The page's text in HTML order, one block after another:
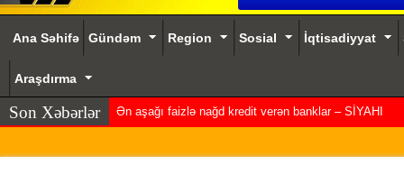
Ana Səhifə Gündəm Region Sosial İqtisadiyyat
Araşdırma
Son Xəbərlər Ən aşağı faizlə nağd kredit verən banklar – SİYAHI